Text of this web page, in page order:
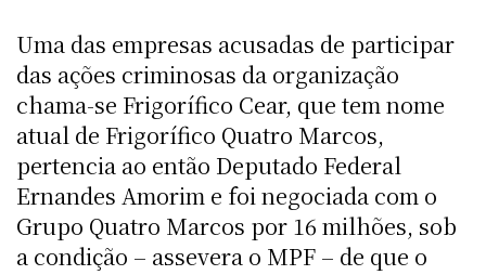
Uma das empresas acusadas de participar
das ações criminosas da organização
chama-se Frigorífico Cear, que tem nome
atual de Frigorífico Quatro Marcos,
pertencia ao então Deputado Federal
Ernandes Amorim e foi negociada com o
Grupo Quatro Marcos por 16 milhões, sob
a condição – assevera o MPF – de que o